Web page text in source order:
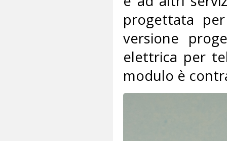
progettata
versione
elettrica per
modulo è